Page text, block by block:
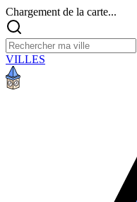
Chargement de la carte...
VILLES